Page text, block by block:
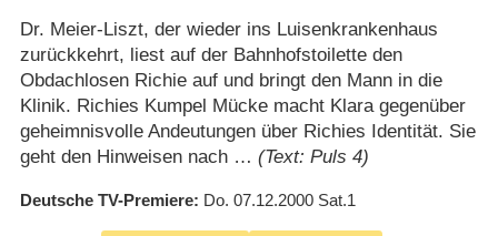
Dr. Meier-Liszt, der wieder ins Luisenkrankenhaus
zurückkehrt, liest auf der Bahnhofstoilette den
Obdachlosen Richie auf und bringt den Mann in die
Klinik. Richies Kumpel Mücke macht Klara gegenüber
geheimnisvolle Andeutungen über Richies Identität. Sie
geht den Hinweisen nach … (Text: Puls 4)
Deutsche TV-Premiere Do. 07.12.2000 Sat.1